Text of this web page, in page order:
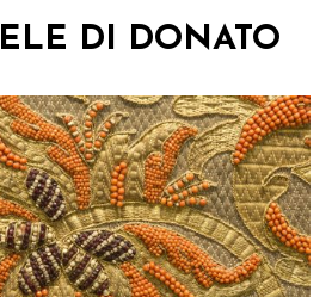
DI DONATO